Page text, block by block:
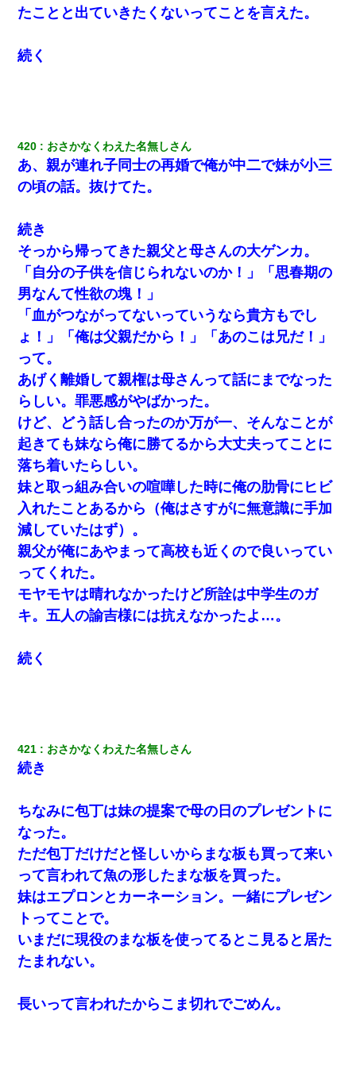
妻と同居し始めたときから、よく妻が「どこかで音漏れしてな
っ」私『使った貯金はあげるから』→すると…
9月に付き合い始めたけどこの、この人と結婚はないわと判断して
別れた。その元彼が交通事故で重体になっているらしく…
【悲報】姉と入浴中に大きくなってしまった結果ｗｗｗｗｗｗｗ
ｗ
昨日37歳のおばさんと行為したんだけどめちゃくちゃだった
【まぬけ】夫「離婚だ！」私「わかった。で？」夫「慰謝料
だ！」私「いいけど弁護士通して。私も請求する」夫「」
【衝撃】職場に入って来た綺麗な新人さんに職場を案内すること
に → 新人「ドンッ！」私「！？」→ 突然、突き飛ばされて左手
の甲を踏みつけられて…
ミスした新人(
)に冗談で「行為させてくれたら許してあげる」
って言ったら・・・
私「まとめ買いして冷凍ストックしてる」Ａ「ずるい！クレク
レ！」私「なんでよ」Ａ「ケーチ！バーカ！」→ 後日、Ａ旦那が
凸してきた
夫の友達がBBQを定期的に開催して夫婦で参加してたんだけど、
女性側のリーダーみたいな人に「BBQは友達とやりなよ！」と言
われて…
ｗｗｗ
夫に癌の余命宣告。その闘病中に長女から信じられない言葉を受
けた
私「結婚やめるわ」 婚約者「え？なんでなんで？」 → 放置した
結果…｜生活｜ワロタあんてな
彼にプロポーズされたんだけど、実は資産家だと知って婚約破棄
した。B子「A男くんと別れたって本当？私が付き合ってもい
い？」
私は家が貧しくて、手に職をつけようと看護師になった。だけど
卒業を控えた年の1月末、車にひかれて看護師になれなくなった。
たことと出ていきたくないってことを言えた。
続く
420 おさかなくわえた名無しさん
あ、親が連れ子同士の再婚で俺が中二で妹が小三
の頃の話。抜けてた。
続き
そっから帰ってきた親父と母さんの大ゲンカ。
「自分の子供を信じられないのか！」「思春期の
男なんて性欲の塊！」
「血がつながってないっていうなら貴方もでし
ょ！」「俺は父親だから！」「あのこは兄だ！」
って。
あげく離婚して親権は母さんって話にまでなった
らしい。罪悪感がやばかった。
けど、どう話し合ったのか万が一、そんなことが
起きても妹なら俺に勝てるから大丈夫ってことに
落ち着いたらしい。
妹と取っ組み合いの喧嘩した時に俺の肋骨にヒビ
入れたことあるから（俺はさすがに無意識に手加
減していたはず）。
親父が俺にあやまって高校も近くので良いってい
ってくれた。
モヤモヤは晴れなかったけど所詮は中学生のガ
キ。五人の諭吉様には抗えなかったよ…。
続く
421 おさかなくわえた名無しさん
続き
ちなみに包丁は妹の提案で母の日のプレゼントに
なった。
ただ包丁だけだと怪しいからまな板も買って来い
って言われて魚の形したまな板を買った。
妹はエプロンとカーネーション。一緒にプレゼン
トってことで。
いまだに現役のまな板を使ってるとこ見ると居た
たまれない。
長いって言われたからこま切れでごめん。